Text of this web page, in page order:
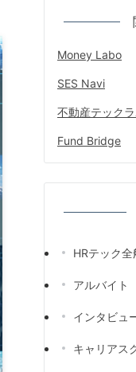
Money Labo
SES Navi
不動産テック
Fund Bridge
HRテック全
アルバイト
インタビュ
キャリアス